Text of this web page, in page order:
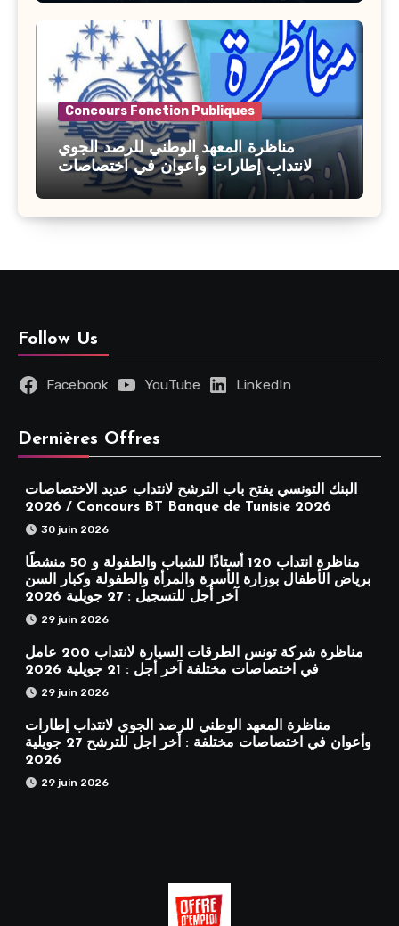
Concours Fonction Publiques
مناظرة المعهد الوطني للرصد الجوي
لانتداب إطارات وأعوان في اختصاصات
مختلفة : أخر اجل للترشح 27 جويلية 2026
Follow Us
Facebook YouTube LinkedIn
Dernières Offres
البنك التونسي يفتح باب الترشح لانتداب عديد الاختصاصات
2026 / Concours BT Banque de Tunisie 2026
30 juin 2026
مناظرة انتداب 120 أستاذًا للشباب والطفولة و 50 منشطًا
برياض الأطفال بوزارة الأسرة والمرأة والطفولة وكبار السن
آخر أجل للتسجيل : 27 جويلية 2026
29 juin 2026
مناظرة شركة تونس الطرقات السيارة لانتداب 200 عامل
في اختصاصات مختلفة آخر أجل : 21 جويلية 2026
29 juin 2026
مناظرة المعهد الوطني للرصد الجوي لانتداب إطارات
وأعوان في اختصاصات مختلفة : أخر اجل للترشح 27 جويلية
2026
29 juin 2026